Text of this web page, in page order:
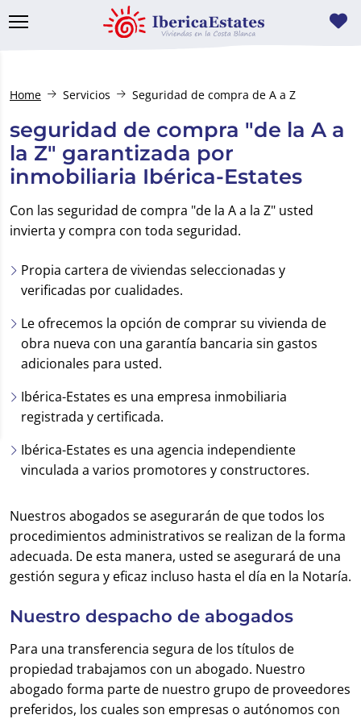
Home Servicios Seguridad de compra de A a Z
seguridad de compra "de la A a
la Z" garantizada por
inmobiliaria Ibérica-Estates
Con las seguridad de compra "de la A a la Z" usted
invierta y compra con toda seguridad.
Propia cartera de viviendas seleccionadas y
verificadas por cualidades.
Le ofrecemos la opción de comprar su vivienda de
obra nueva con una garantía bancaria sin gastos
adicionales para usted.
Ibérica-Estates es una empresa inmobiliaria
registrada y certificada.
Ibérica-Estates es una agencia independiente
vinculada a varios promotores y constructores.
Nuestros abogados se asegurarán de que todos los
procedimientos administrativos se realizan de la forma
adecuada. De esta manera, usted se asegurará de una
gestión segura y eficaz incluso hasta el día en la Notaría.
Nuestro despacho de abogados
Para una transferencia segura de los títulos de
propiedad trabajamos con un abogado. Nuestro
abogado forma parte de nuestro grupo de proveedores
preferidos, los cuales son empresas o autónomos con